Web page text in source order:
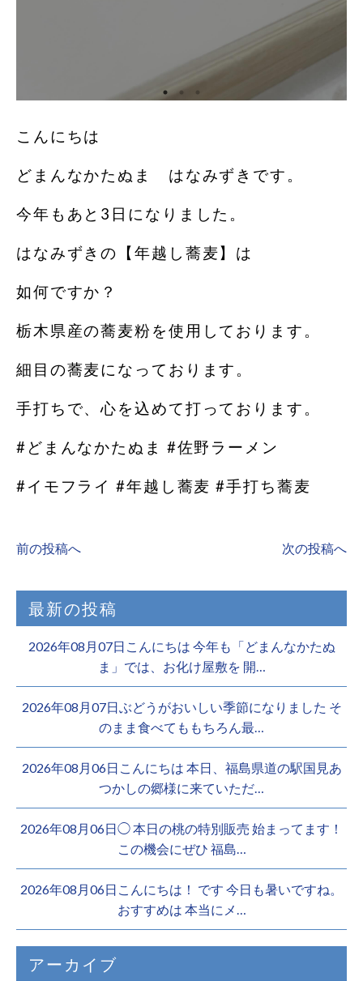
こんにちは
どまんなかたぬま はなみずきです。
今年もあと3日になりました。
はなみずきの【年越し蕎麦】は
如何ですか？
栃木県産の蕎麦粉を使用しております。
細目の蕎麦になっております。
手打ちで、心を込めて打っております。
#どまんなかたぬま #佐野ラーメン
#イモフライ #年越し蕎麦 #手打ち蕎麦
前の投稿へ 次の投稿へ
最新の投稿
2026年08月07日こんにちは 今年も「どまんなかたぬ
ま」では、お化け屋敷を 開…
2026年08月07日ぶどうがおいしい季節になりました そ
のまま食べてももちろん最…
2026年08月06日こんにちは 本日、福島県道の駅国見あ
つかしの郷様に来ていただ…
2026年08月06日◯ 本日の桃の特別販売 始まってます！
この機会にぜひ 福島…
2026年08月06日こんにちは！ です 今日も暑いですね。
おすすめは 本当にメ…
アーカイブ